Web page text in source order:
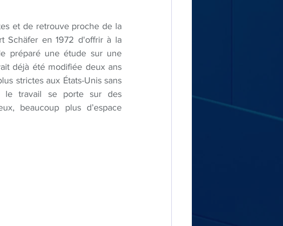
et de retrouve proche de la
Schäfer en 1972 d'offrir à la
préparé une étude sur une
déjà été modifiée deux ans
strictes aux États-Unis sans
le travail se porte sur des
beaucoup plus d’espace